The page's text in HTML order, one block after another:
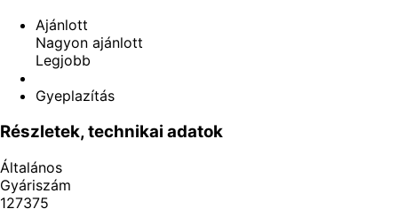
Ajánlott
Nagyon ajánlott
Legjobb
Gyeplazítás
Részletek, technikai adatok
Általános
Gyáriszám
127375